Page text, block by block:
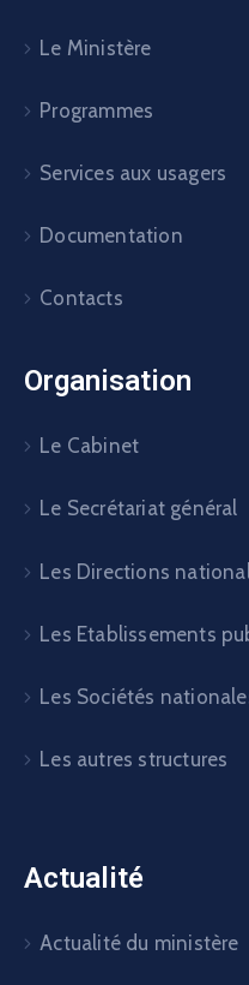
Le Ministère
Programmes
Services aux usagers
Documentation
Contacts
Organisation
Le Cabinet
Le Secrétariat général
Les Directions
Les Etablissements
Les Sociétés
Les autres structures
Actualité
Actualité du ministère